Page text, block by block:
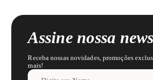
Assine nossa
Receba nossas novidades, promoções
mais!